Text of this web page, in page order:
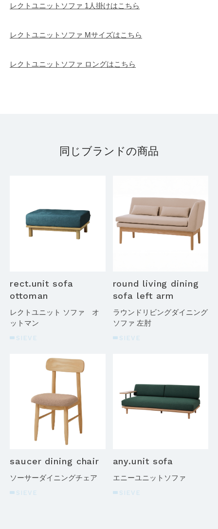
レクトユニットソファ 1人掛けはこちら
レクトユニットソファ Mサイズはこちら
レクトユニットソファ ロングはこちら
同じブランドの商品
rect.unit sofa
ottoman
レクトユニット ソファ オ
ットマン
SIEVE
round living dining
sofa left arm
ラウンドリビングダイニング
ソファ 左肘
SIEVE
saucer dining chair
ソーサーダイニングチェア
SIEVE
any.unit sofa
エニーユニットソファ
SIEVE